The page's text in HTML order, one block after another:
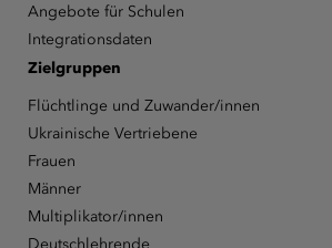
Angebote für Schulen
Integrationsdaten
Zielgruppen
Flüchtlinge und Zuwander/innen
Ukrainische Vertriebene
Frauen
Männer
Multiplikator/innen
Deutschlehrende